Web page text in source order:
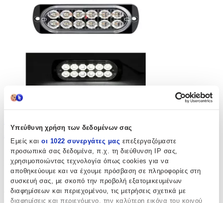
Υπεύθυνη χρήση των δεδομένων σας
Εμείς και οι 1022 συνεργάτες μας επεξεργαζόμαστε
προσωπικά σας δεδομένα, π.χ. τη διεύθυνση IP σας,
χρησιμοποιώντας τεχνολογία όπως cookies για να
αποθηκεύουμε και να έχουμε πρόσβαση σε πληροφορίες στη
συσκευή σας, με σκοπό την προβολή εξατομικευμένων
διαφημίσεων και περιεχομένου, τις μετρήσεις σχετικά με
διαφημίσεις και περιεχόμενο, την καλύτερη εικόνα του κοινού
Λευκό 12led 12/24v 6000lm Tc-353
(0 )
Κατασκευαστής: Spywolf
Παράδοση 2-3 ημέρες
Από IDEA HELLAS MARKET E.E
16,50Κερδίζεις: €6,60
9